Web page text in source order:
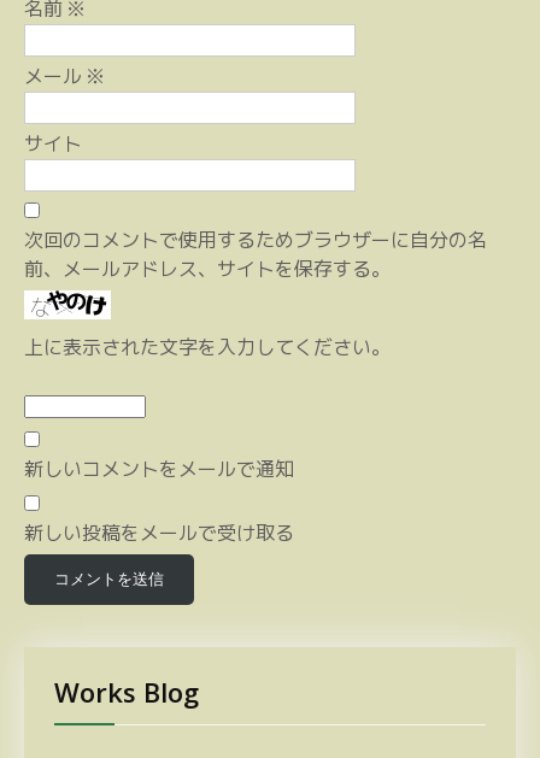
名前 ※
メール ※
サイト
次回のコメントで使用するためブラウザーに自分の名
前、メールアドレス、サイトを保存する。
上に表示された文字を入力してください。
新しいコメントをメールで通知
新しい投稿をメールで受け取る
Works Blog